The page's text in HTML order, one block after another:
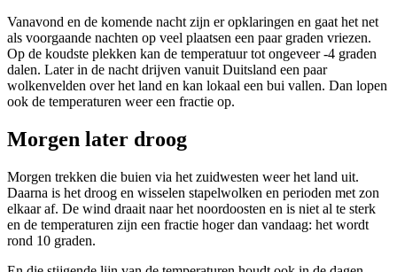
Vanavond en de komende nacht zijn er opklaringen en gaat het net
als voorgaande nachten op veel plaatsen een paar graden vriezen.
Op de koudste plekken kan de temperatuur tot ongeveer -4 graden
dalen. Later in de nacht drijven vanuit Duitsland een paar
wolkenvelden over het land en kan lokaal een bui vallen. Dan lopen
ook de temperaturen weer een fractie op.
Morgen later droog
Morgen trekken die buien via het zuidwesten weer het land uit.
Daarna is het droog en wisselen stapelwolken en perioden met zon
elkaar af. De wind draait naar het noordoosten en is niet al te sterk
en de temperaturen zijn een fractie hoger dan vandaag: het wordt
rond 10 graden.